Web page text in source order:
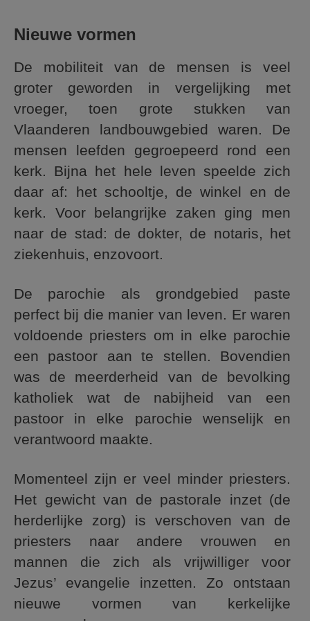
Nieuwe vormen
De mobiliteit van de mensen is veel
groter geworden in vergelijking met
vroeger, toen grote stukken van
Vlaanderen landbouwgebied waren. De
mensen leefden gegroepeerd rond een
kerk. Bijna het hele leven speelde zich
daar af: het schooltje, de winkel en de
kerk. Voor belangrijke zaken ging men
naar de stad: de dokter, de notaris, het
ziekenhuis, enzovoort.
De parochie als grondgebied paste
perfect bij die manier van leven. Er waren
voldoende priesters om in elke parochie
een pastoor aan te stellen. Bovendien
was de meerderheid van de bevolking
katholiek wat de nabijheid van een
pastoor in elke parochie wenselijk en
verantwoord maakte.
Momenteel zijn er veel minder priesters.
Het gewicht van de pastorale inzet (de
herderlijke zorg) is verschoven van de
priesters naar andere vrouwen en
mannen die zich als vrijwilliger voor
Jezus’ evangelie inzetten. Zo ontstaan
nieuwe vormen van kerkelijke